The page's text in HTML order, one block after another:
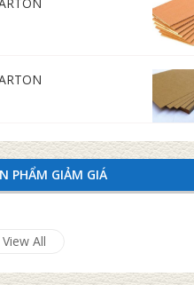
PHẨM GIẢM GIÁ
View All